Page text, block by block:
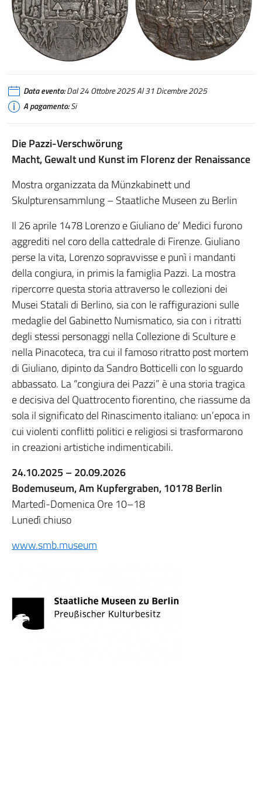
Data evento:Dal 24 Ottobre 2025 Al 31 Dicembre 2025
A pagamento:Si
Die Pazzi-Verschwörung
Macht, Gewalt und Kunst im Florenz der Renaissance
Mostra organizzata daMünzkabinett und
Skulpturensammlung – Staatliche Museen zu Berlin
Il 26 aprile 1478 Lorenzo e Giuliano de’ Medici furono
aggrediti nel coro della cattedrale di Firenze. Giuliano
perse la vita, Lorenzo sopravvisse e punì i mandanti
della congiura, in primis la famiglia Pazzi. La mostra
ripercorre questa storia attraverso le collezioni dei
Musei Statali di Berlino, sia con le raffigurazioni sulle
medaglie del Gabinetto Numismatico, sia con i ritratti
degli stessi personaggi nella Collezione di Sculture e
nella Pinacoteca, tra cui il famoso ritratto post mortem
di Giuliano, dipinto da Sandro Botticelli con lo sguardo
abbassato. La “congiura dei Pazzi” è una storia tragica
e decisiva del Quattrocento fiorentino, che riassume da
sola il significato del Rinascimento italiano: un’epoca in
cui violenti conflitti politici e religiosi si trasformarono
in creazioni artistiche indimenticabili.
24.10.2025 – 20.09.2026
Bodemuseum, Am Kupfergraben,10178 Berlin
Martedì-Domenica Ore 10–18
Lunedì chiuso
www.smb.museum